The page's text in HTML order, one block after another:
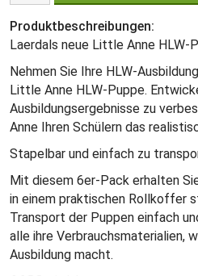
Produktbeschreibungen:
Laerdals neue Little Anne HLW-
Nehmen Sie Ihre HLW-
Little Anne HLW-Puppe.
Ausbildungsergebnisse zu
Anne Ihren Schülern das
Stapelbar und einfach zu
Mit diesem 6er-Pack erhalten
in einem praktischen Rollkoffer
Transport der Puppen einfach
alle ihre Verbrauchsmaterialien,
Ausbildung macht.